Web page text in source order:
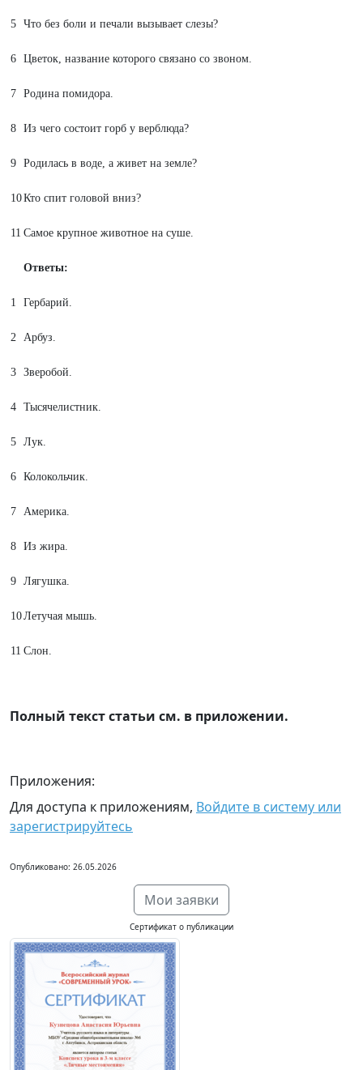
5 Что без боли и печали вызывает слезы?
6 Цветок, название которого связано со звоном.
7 Родина помидора.
8 Из чего состоит горб у верблюда?
9 Родилась в воде, а живет на земле?
10Кто спит головой вниз?
11 Самое крупное животное на суше.
Ответы:
1 Гербарий.
2 Арбуз.
3 Зверобой.
4 Тысячелистник.
5 Лук.
6 Колокольчик.
7 Америка.
8 Из жира.
9 Лягушка.
10Летучая мышь.
11 Слон.
Полный текст статьи см. в приложении.
Приложения:
Для доступа к приложениям, Войдите в систему или
зарегистрируйтесь
Опубликовано: 26.05.2026
Мои заявки
Сертификат о публикации